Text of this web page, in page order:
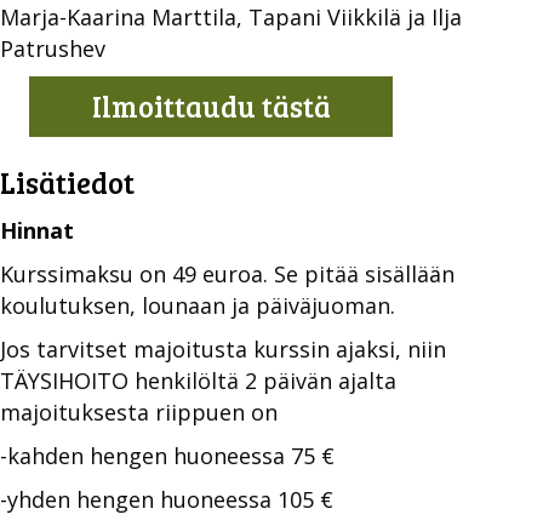
Marja-Kaarina Marttila, Tapani Viikkilä ja Ilja
Patrushev
Ilmoittaudu tästä
Lisätiedot
Hinnat
Kurssimaksu on 49 euroa. Se pitää sisällään
koulutuksen, lounaan ja päiväjuoman.
Jos tarvitset majoitusta kurssin ajaksi, niin
TÄYSIHOITO henkilöltä 2 päivän ajalta
majoituksesta riippuen on
-kahden hengen huoneessa 75 €
-yhden hengen huoneessa 105 €